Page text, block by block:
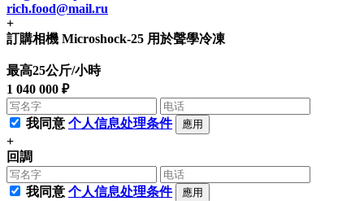
rich.food@mail.ru
+
訂購相機 Microshock-25 用於聲學冷凍
最高25公斤/小時
1 040 000 ₽
我同意 个人信息处理条件 應用
+
回調
我同意 个人信息处理条件 應用